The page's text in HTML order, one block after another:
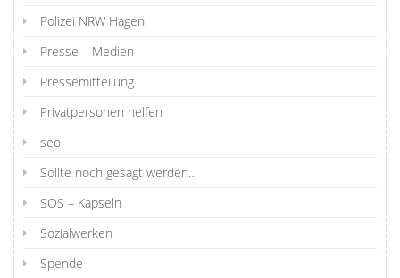
Polizei NRW Hagen
Presse – Medien
Pressemitteilung
Privatpersonen helfen
seo
Sollte noch gesagt werden…
SOS – Kapseln
Sozialwerken
Spende